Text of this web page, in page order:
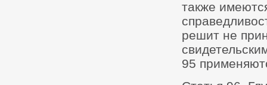
также
решит не
95